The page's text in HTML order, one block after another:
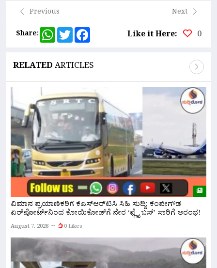
Previous
Next
Share:
WhatsApp
Twitter Like it Here: 0
RELATEDARTICLES
ವಿಮಾನ ಪ್ರಯಾಣಿಕರಿಗೆ ಕೆಎಸ್‌ಆರ್‌ಟಿಸಿ ಸಿಹಿ ಸುದ್ದಿ: ಕೆಂಪೇಗೌಡ
ಏರ್‌ಪೋರ್ಟ್‌ನಿಂದ ಕೋಯಿಕೋಡ್‌ಗೆ ನೇರ ‘ಫ್ಲೈ ಬಸ್’ ಸಾರಿಗೆ ಆರಂಭ!
August 7, 2026 0 Likes